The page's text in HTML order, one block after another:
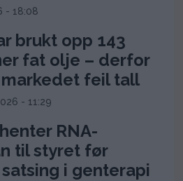
- 18:08
brukt opp 143
fat olje – derfor
feil tall
- 11:29
RNA-
til styret før
i genterapi